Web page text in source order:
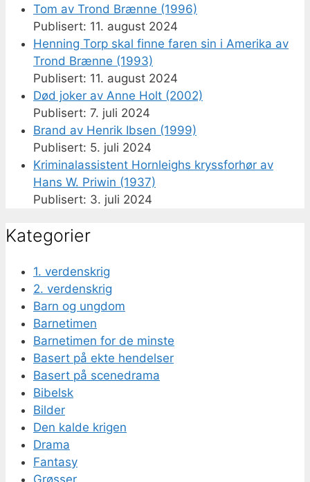
Tom av Trond Brænne (1996)
11. august 2024
Henning Torp skal finne faren sin i Amerika av
Trond Brænne (1993)
11. august 2024
Død joker av Anne Holt (2002)
7. juli 2024
Brand av Henrik Ibsen (1999)
5. juli 2024
Kriminalassistent Hornleighs kryssforhør av
Hans W. Priwin (1937)
3. juli 2024
Kategorier
1. verdenskrig
2. verdenskrig
Barn og ungdom
Barnetimen
Barnetimen for de minste
Basert på ekte hendelser
Basert på scenedrama
Bibelsk
Bilder
Den kalde krigen
Drama
Fantasy
Grøsser